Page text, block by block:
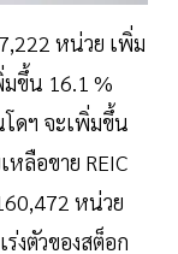
หน่วย เพิ่ม
ขึ้น 16.1 %
โดฯ จะเพิ่มขึ้น
ลือขาย REIC
หน่วย
งตัวของสต็อก